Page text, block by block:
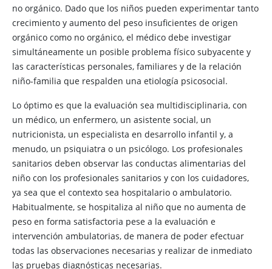
no orgánico. Dado que los niños pueden experimentar tanto
crecimiento y aumento del peso insuficientes de origen
orgánico como no orgánico, el médico debe investigar
simultáneamente un posible problema físico subyacente y
las características personales, familiares y de la relación
niño-familia que respalden una etiología psicosocial.
Lo óptimo es que la evaluación sea multidisciplinaria, con
un médico, un enfermero, un asistente social, un
nutricionista, un especialista en desarrollo infantil y, a
menudo, un psiquiatra o un psicólogo. Los profesionales
sanitarios deben observar las conductas alimentarias del
niño con los profesionales sanitarios y con los cuidadores,
ya sea que el contexto sea hospitalario o ambulatorio.
Habitualmente, se hospitaliza al niño que no aumenta de
peso en forma satisfactoria pese a la evaluación e
intervención ambulatorias, de manera de poder efectuar
todas las observaciones necesarias y realizar de inmediato
las pruebas diagnósticas necesarias.